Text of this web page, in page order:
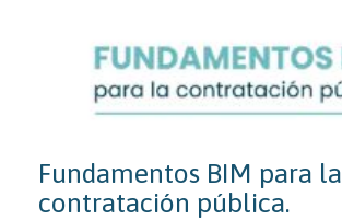
Fundamentos BIM para la
contratación pública.